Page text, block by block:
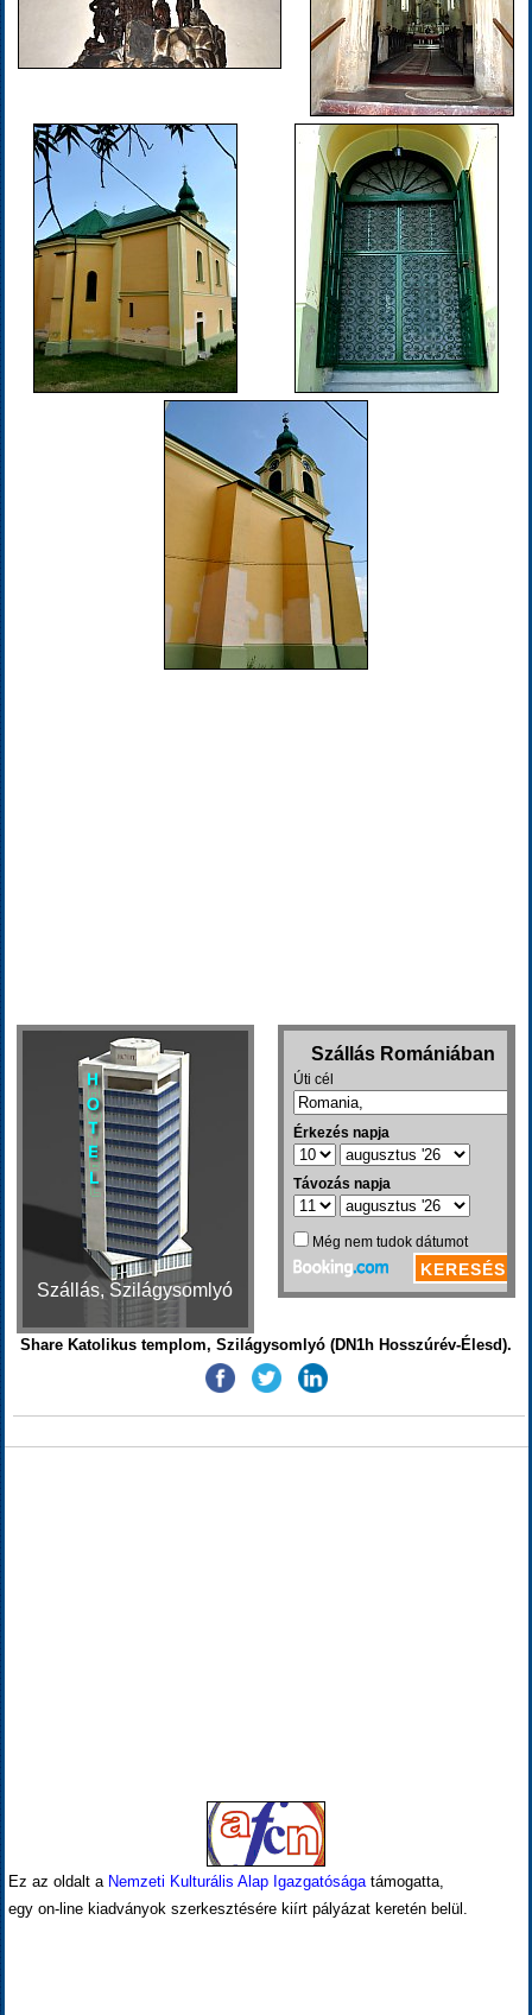
Szállás, Szilágysomlyó
Share Katolikus templom, Szilágysomlyó (DN1h Hosszúrév-Élesd).
Ez az oldalt a Nemzeti Kulturális Alap Igazgatóságatámogatta,
egy on-line kiadványok szerkesztésére kiírt pályázat keretén belül.